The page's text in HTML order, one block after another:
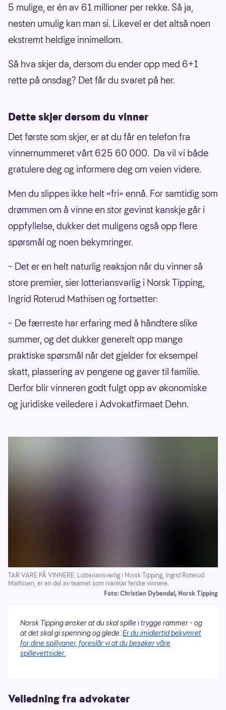
5 mulige, er én av 61 millioner per rekke. Så ja,
nesten umulig kan man si. Likevel er det altså noen
ekstremt heldige innimellom.
Så hva skjer da, dersom du ender opp med 6+1
rette på onsdag? Det får du svaret på her.
Dette skjer dersom du vinner
Det første som skjer, er at du får en telefon fra
vinnernummeret vårt 625 60 000. Da vil vi både
gratulere deg og informere deg om veien videre.
Men du slippes ikke helt «fri» ennå. For samtidig som
drømmen om å vinne en stor gevinst kanskje går i
oppfyllelse, dukker det muligens også opp flere
spørsmål og noen bekymringer.
– Det er en helt naturlig reaksjon når du vinner så
store premier, sier lotteriansvarlig i Norsk Tipping,
Ingrid Roterud Mathisen og fortsetter:
– De færreste har erfaring med å håndtere slike
summer, og det dukker generelt opp mange
praktiske spørsmål når det gjelder for eksempel
skatt, plassering av pengene og gaver til familie.
Derfor blir vinneren godt fulgt opp av økonomiske
og juridiske veiledere i Advokatfirmaet Dehn.
TAR VARE PÅ VINNERE: Lotteriansvarlig i Norsk Tipping, Ingrid Roterud
Mathisen, er en del av teamet som ivaretar ferske vinnere.
Foto: Christian Dybendal, Norsk Tipping
Norsk Tipping ønsker at du skal spille i trygge rammer - og
at det skal gi spenning og glede. Er du imidlertid bekymret
for dine spillvaner, foreslår vi at du besøker våre
spillevettsider.
Veiledning fra advokater